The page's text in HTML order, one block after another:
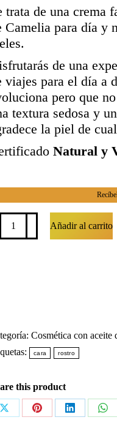
trata de una crema
Camelia para día y
de una
viajes para el día a
pero que
textura sedosa y
la piel de
Natural y
Añadir al carrito
Cosmética con aceite
cara rostro
this product
Share
Share
Share